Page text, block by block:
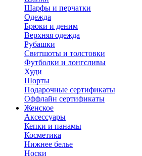
Шарфы и перчатки
Одежда
Брюки и деним
Верхняя одежда
Рубашки
Свитшоты и толстовки
Футболки и лонгсливы
Худи
Шорты
Подарочные сертификаты
Оффлайн сертификаты
Женское
Аксессуары
Кепки и панамы
Косметика
Нижнее белье
Носки